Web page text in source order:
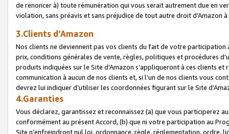
de renoncer à) toute rémunération qui vous serait autrement due en
violation, sans préavis et sans préjudice de tout autre droit
3.Clients d’Amazon
Nos clients ne deviennent pas vos clients du fait de votre
prix, conditions générales de vente, règles, politiques et procédures
produits indiquées sur le Site d’Amazon s’appliqueront à ces clients
communication à aucun de nos clients et, si l’un de nos clients vous
devrez lui indiquer d’utiliser les coordonnées figurant sur le Site
4.Garanties
Vous déclarez, garantissez et reconnaissez (a) que vous participerez
conformément au présent Accord, (b) que ni votre participation au
Site n’enfreindront nul loi, ordonnance, règle, réglementation, ordre,